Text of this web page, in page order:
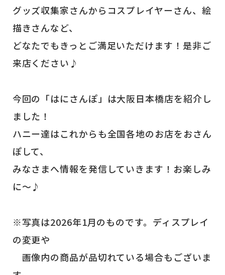
グッズ収集家さんからコスプレイヤーさん、絵
描きさんなど、
どなたでもきっとご満足いただけます！是非ご
来店ください♪
今回の「はにさんぽ」は大阪日本橋店を紹介し
ました！
ハニー達はこれからも全国各地のお店をおさん
ぽして、
みなさまへ情報を発信していきます！お楽しみ
に～♪
※写真は2026年1月のものです。ディスプレイ
の変更や
画像内の商品が品切れている場合もございま